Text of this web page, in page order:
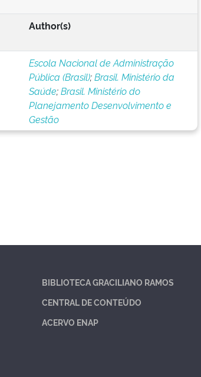
Author(s)
Escola Nacional de Administração
Pública (Brasil);Brasil. Ministério da
Saúde;Brasil. Ministério do
Planejamento Desenvolvimento e
Gestão
BIBLIOTECA GRACILIANO RAMOS
CENTRAL DE CONTEÚDO
ACERVO ENAP